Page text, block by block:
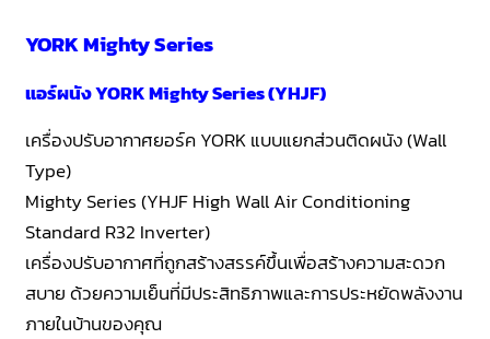
YORK Mighty Series
แอร์ผนัง YORK Mighty Series (YHJF)
เครื่องปรับอากาศยอร์ค YORK แบบแยกส่วนติดผนัง (Wall
Type)
Mighty Series (YHJF High Wall Air Conditioning
Standard R32 Inverter)
เครื่องปรับอากาศที่ถูกสร้างสรรค์ขึ้นเพื่อสร้างความสะดวก
สบาย ด้วยความเย็นที่มีประสิทธิภาพและการประหยัดพลังงาน
ภายในบ้านของคุณ